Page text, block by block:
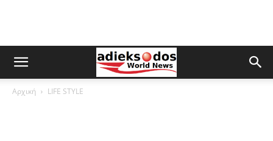
Αρχική LIFE STYLE